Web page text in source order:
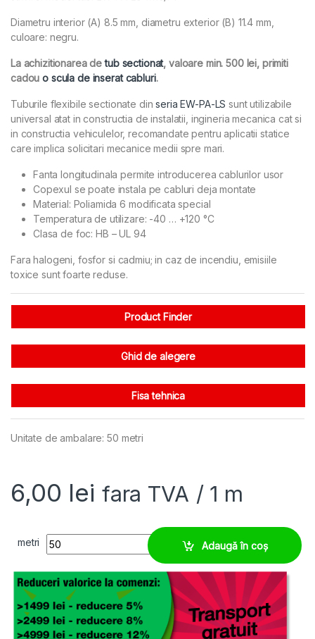
Diametru interior (A) 8.5 mm, diametru exterior (B) 11.4 mm,
culoare: negru.
La achizitionarea detub sectionat, valoare min. 500 lei, primiti
cadouo scula de inserat cabluri.
Tuburile flexibile sectionate dinseria EW-PA-LS sunt utilizabile
universal atat in constructia de instalatii, ingineria mecanica cat si
in constructia vehiculelor, recomandate pentru aplicatii statice
care implica solicitari mecanice medii spre mari.
Fanta longitudinala permite introducerea cablurilor usor
Copexul se poate instala pe cabluri deja montate
Material: Poliamida 6 modificata special
Temperatura de utilizare: -40 … +120 °C
Clasa de foc: HB – UL 94
Fara halogeni, fosfor si cadmiu; in caz de incendiu, emisiile
toxice sunt foarte reduse.
Product Finder
Ghid de alegere
Fisa tehnica
Unitate de ambalare: 50 metri
6,00 lei fara TVA / 1 m
Tub flexibil M10, cu fanta longitudinala, PA 6 quantity
metri Adaugă în coș